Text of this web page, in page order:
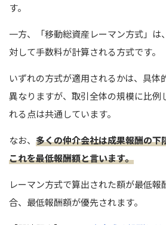
す。
一方、「移動総資産レーマン方式」は
対して手数料が計算される方式です。
いずれの方式が適用されるかは、具体
異なりますが、取引全体の規模に比例
れる点は共通しています。
なお、 多くの仲介会社は成果報酬の下
これを最低報酬額と言います。
レーマン方式で算出された額が最低報
合、最低報酬額が優先されます。